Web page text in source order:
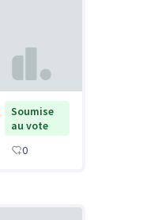
Soumise
au vote
0